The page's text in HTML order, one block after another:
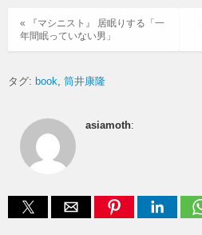
« 『マシニスト』 居眠りする「一
年間眠っていない男」
タグ: book 筒井康隆
asiamoth: